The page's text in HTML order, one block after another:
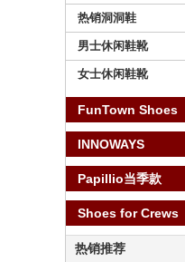
热销洞洞鞋
男士休闲鞋靴
女士休闲鞋靴
FunTown Shoes
仕）
INNOWAYS
Papillio当季款
Shoes for Crews
热销推荐